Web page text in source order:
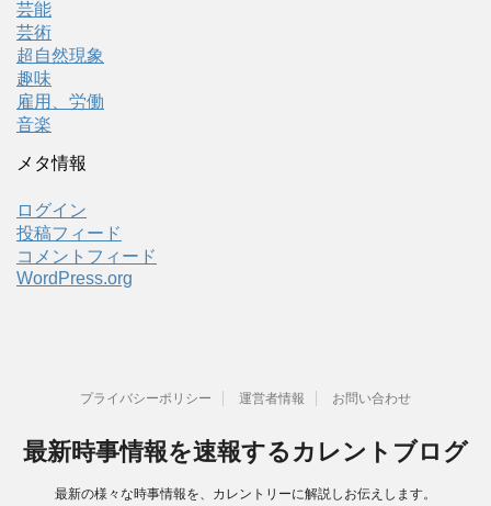
芸能
芸術
超自然現象
趣味
雇用、労働
音楽
メタ情報
ログイン
投稿フィード
コメントフィード
WordPress.org
プライバシーポリシー 運営者情報 お問い合わせ
最新時事情報を速報するカレントブログ
最新の様々な時事情報を、カレントリーに解説しお伝えします。